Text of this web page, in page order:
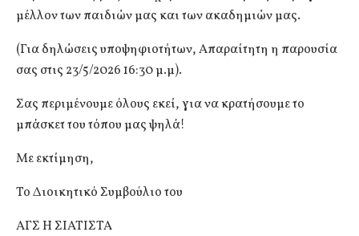
μέλλον των παιδιών μας και των ακαδημιών μας.
(Για δηλώσεις υποψηφιοτήτων, Απαραίτητη η παρουσία
σας στις 23/5/2026 16:30 μ.μ).
Σας περιμένουμε όλους εκεί, για να κρατήσουμε το
μπάσκετ του τόπου μας ψηλά!
Με εκτίμηση,
Το Διοικητικό Συμβούλιο του
ΑΓΣ Η ΣΙΑΤΙΣΤΑ